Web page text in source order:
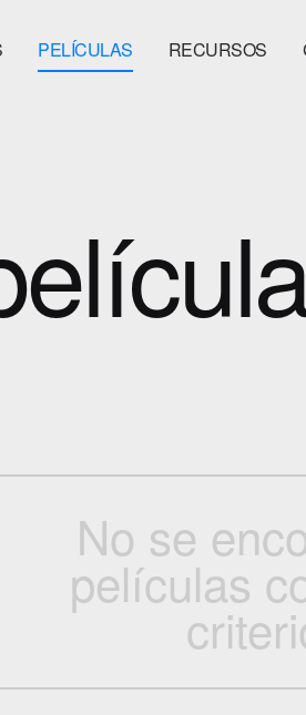
PELÍCULAS RECURSOS
No se
películas